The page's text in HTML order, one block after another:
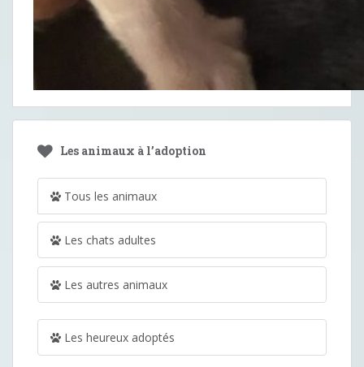
Les animaux à l’adoption
Tous les animaux
Les chats adultes
Les autres animaux
Les heureux adoptés